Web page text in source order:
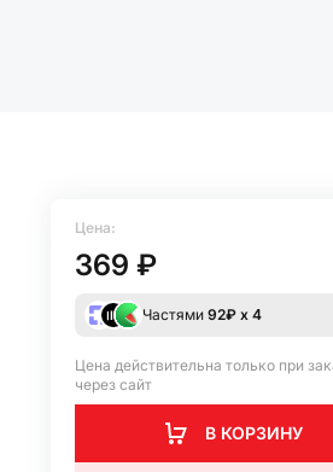
Цена:
369 ₽
Частями 92₽ х 4
Цена действительна только при
через сайт
В КОРЗИНУ